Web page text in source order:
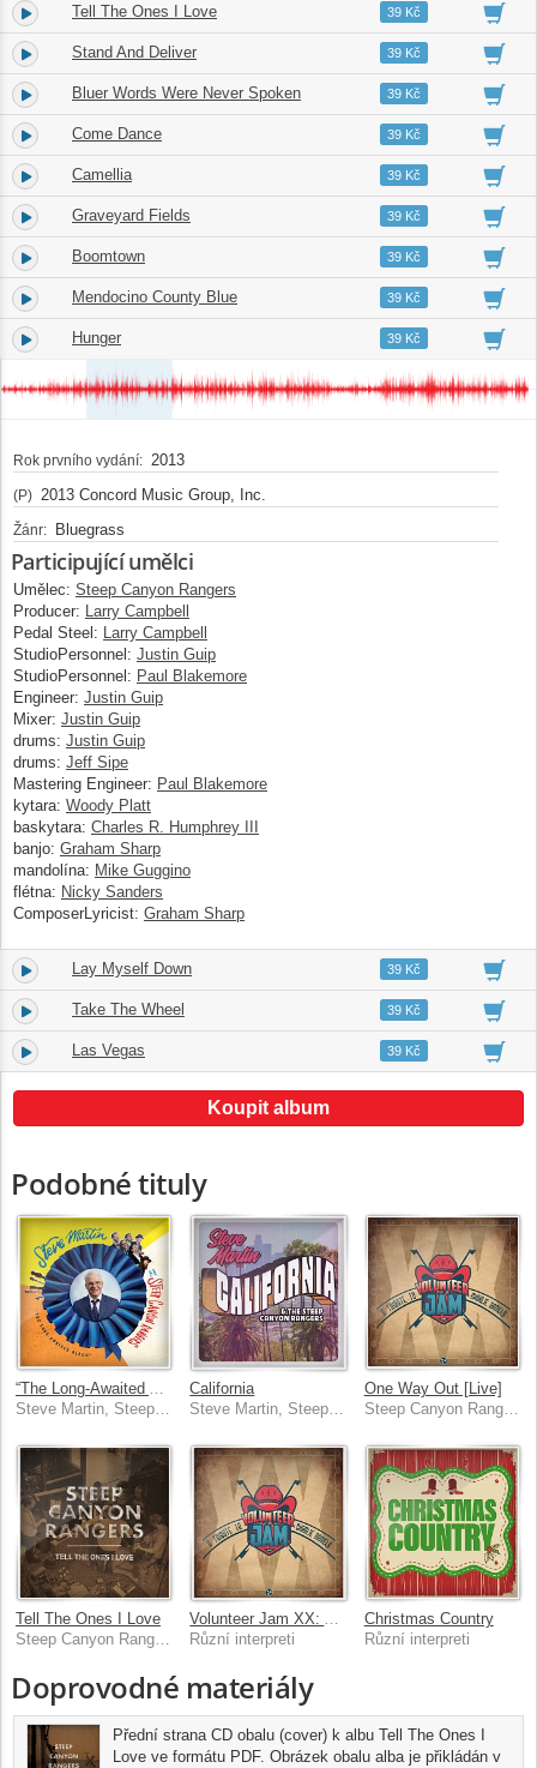
1. Tell The Ones I Love 04:1639 Kč
2. Stand And Deliver 03:3039 Kč
3. Bluer Words Were Never Spoken 04:2539 Kč
4. Come Dance 02:5939 Kč
5. Camellia 04:0439 Kč
6. Graveyard Fields 03:3639 Kč
7. Boomtown 04:2639 Kč
8. Mendocino County Blue 03:3039 Kč
9. Hunger 03:0739 Kč
Rok prvního vydání: 2013
(P) 2013 Concord Music Group, Inc.
Žánr: Bluegrass
Participující umělci
Umělec: Steep Canyon Rangers
Producer: Larry Campbell
Pedal Steel: Larry Campbell
StudioPersonnel: Justin Guip
StudioPersonnel: Paul Blakemore
Engineer: Justin Guip
Mixer: Justin Guip
drums: Justin Guip
drums: Jeff Sipe
Mastering Engineer: Paul Blakemore
kytara: Woody Platt
baskytara: Charles R. Humphrey III
banjo: Graham Sharp
mandolína: Mike Guggino
flétna: Nicky Sanders
ComposerLyricist: Graham Sharp
10. Lay Myself Down 03:3139 Kč
11. Take The Wheel 04:3639 Kč
12. Las Vegas 04:0739 Kč
Koupit album
Podobné tituly
California
One Way Out [Live]
Steep Canyon Rangers, Devon Allman, Blackberry Smoke, The Oak Ridge Boys, Alabama
Tell The Ones I Love
Steep Canyon Rangers
Volunteer Jam XX: A Tribute To Charlie Daniels [Live]
Různí interpreti
Christmas Country
Různí interpreti
Doprovodné materiály
Přední strana CD obalu (cover) k albu Tell The Ones I
Love ve formátu PDF. Obrázek obalu alba je přikládán v